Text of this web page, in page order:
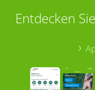
Entdecken